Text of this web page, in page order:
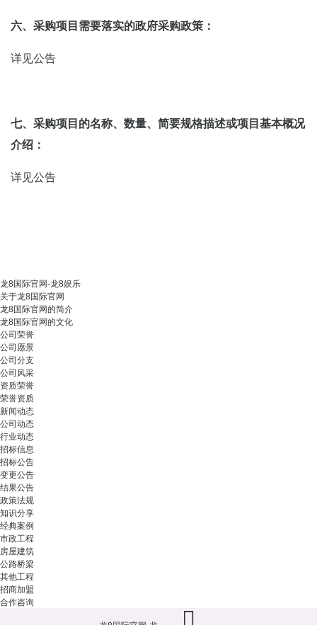
六、采购项目需要落实的政府采购政策：
详见公告
七、采购项目的名称、数量、简要规格描述或项目基本概况
介绍：
详见公告
龙8国际官网-龙8娱乐
关于龙8国际官网
龙8国际官网的简介
龙8国际官网的文化
公司荣誉
公司愿景
公司分支
公司风采
资质荣誉
荣誉资质
新闻动态
公司动态
行业动态
招标信息
招标公告
变更公告
结果公告
政策法规
知识分享
经典案例
市政工程
房屋建筑
公路桥梁
其他工程
招商加盟
合作咨询